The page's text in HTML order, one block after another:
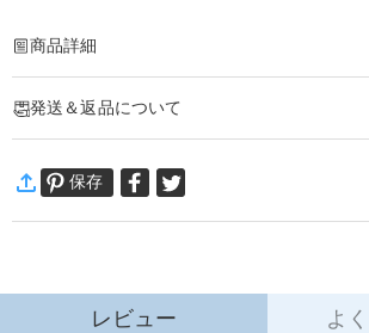
商品詳細
あなたの気持ちを形に出来るオーダーメイドのネック
大切な人へ、自分へのご褒美に。特別な時に贈るオリ
あなただけの一品をおつくりします。
ネックレス詳細
素材:シルバー合金
発送＆返品について
万一、ご注文商品にご満足いただけない場合は
保存
レビュー よ